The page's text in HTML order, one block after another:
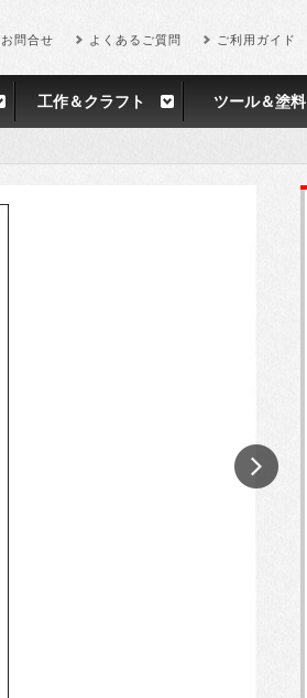
お問合せ よくあるご質問 ご利用ガイド
工作＆クラフト ツール＆塗料